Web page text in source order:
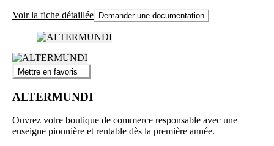
Voir la fiche détaillée Demander une documentation
Mettre en favoris
ALTERMUNDI
Ouvrez votre boutique de commerce responsable avec une
enseigne pionnière et rentable dès la première année.